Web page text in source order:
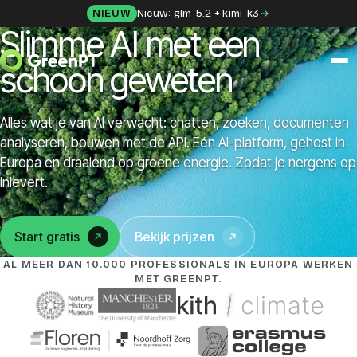
NIEUW Nieuw: glm-5.2 + kimi-k3
OPLOSSINGEN
Chat
Apps
Honey
API
Slimme AI met een
schoon geweten
Alles wat je van AI verwacht: chatten, zoeken, documenten
analyseren, bouwen met de API. Eén AI-platform, gehost in
Europa en draaiend op groene energie. Zodat je nergens op
inlevert.
Start gratis
(opens in a new tab)
Bekijk prijzen
AL MEER DAN 10.000 PROFESSIONALS IN EUROPA WERKEN
MET GREENPT.